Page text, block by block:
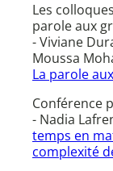
Les
parole aux
- Viviane
Moussa
La parole
Conférence
- Nadia
temps en
complexité